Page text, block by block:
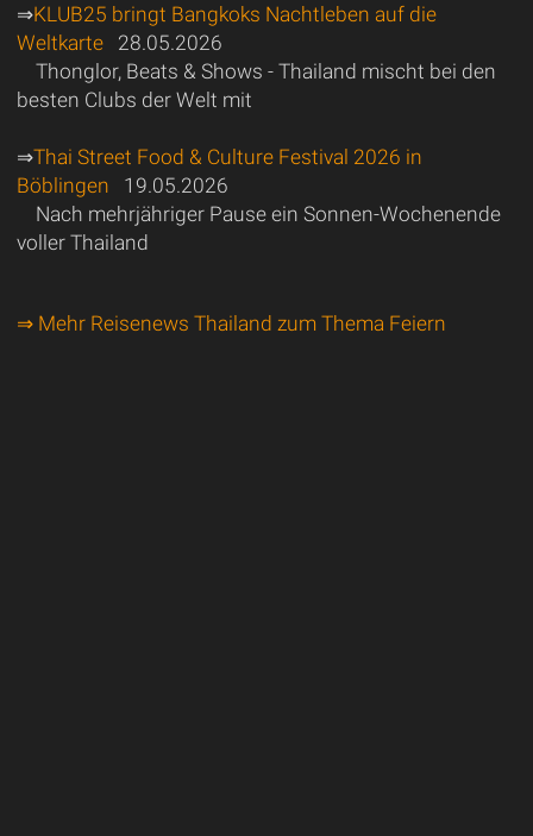
⇒KLUB25 bringt Bangkoks Nachtleben auf die
Weltkarte28.05.2026
Thonglor, Beats & Shows - Thailand mischt bei den
besten Clubs der Welt mit
⇒Thai Street Food & Culture Festival 2026 in
Böblingen 19.05.2026
Nach mehrjähriger Pause ein Sonnen-Wochenende
voller Thailand
⇒ Mehr Reisenews Thailand zum Thema Feiern